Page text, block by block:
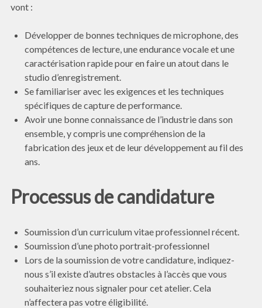
vont :
Développer de bonnes techniques de microphone, des
compétences de lecture, une endurance vocale et une
caractérisation rapide pour en faire un atout dans le
studio d’enregistrement.
Se familiariser avec les exigences et les techniques
spécifiques de capture de performance.
Avoir une bonne connaissance de l’industrie dans son
ensemble, y compris une compréhension de la
fabrication des jeux et de leur développement au fil des
ans.
Processus de candidature
Soumission d’un curriculum vitae professionnel récent.
Soumission d’une photo portrait-professionnel
Lors de la soumission de votre candidature, indiquez-
nous s’il existe d’autres obstacles à l’accès que vous
souhaiteriez nous signaler pour cet atelier. Cela
n’affectera pas votre éligibilité.